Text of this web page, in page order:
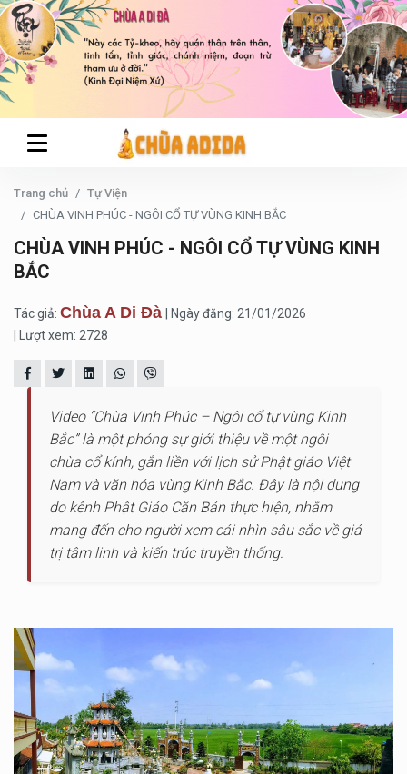
Trang chủ
Tự Viện
CHÙA VINH PHÚC - NGÔI CỔ TỰ VÙNG KINH BẮC
CHÙA VINH PHÚC - NGÔI CỔ TỰ VÙNG KINH
BẮC
Tác giả: Chùa A Di Đà
| Ngày đăng: 21/01/2026
| Lượt xem: 2728
Video “Chùa Vinh Phúc – Ngôi cổ tự vùng Kinh
Bắc” là một phóng sự giới thiệu về một ngôi
chùa cổ kính, gắn liền với lịch sử Phật giáo Việt
Nam và văn hóa vùng Kinh Bắc. Đây là nội dung
do kênh Phật Giáo Căn Bản thực hiện, nhằm
mang đến cho người xem cái nhìn sâu sắc về giá
trị tâm linh và kiến trúc truyền thống.